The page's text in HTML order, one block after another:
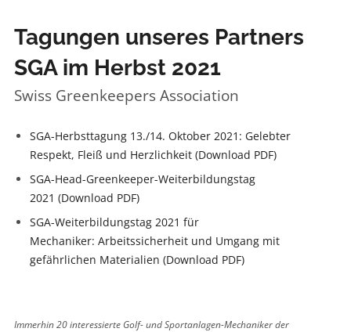
Tagungen unseres Partners
SGA im Herbst 2021
Swiss Greenkeepers Association
SGA-Herbsttagung 13./14. Oktober 2021: Gelebter
Respekt, Fleiß und Herzlichkeit (Download PDF)
SGA-Head-Greenkeeper-Weiterbildungstag
2021 (Download PDF)
SGA-Weiterbildungstag 2021 für
Mechaniker: Arbeitssicherheit und Umgang mit
gefährlichen Materialien (Download PDF)
Immerhin 20 interessierte Golf- und Sportanlagen-Mechaniker der